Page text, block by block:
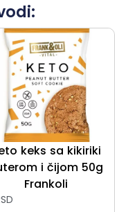
keks sa kikiriki
i čijom 50g
Frankoli